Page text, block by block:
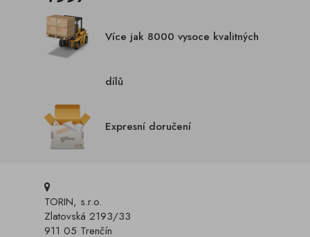
Více jak 8000 vysoce kvalitných
dílů
Expresní doručení
TORIN, s.r.o.
Zlatovská 2193/33
911 05 Trenčín